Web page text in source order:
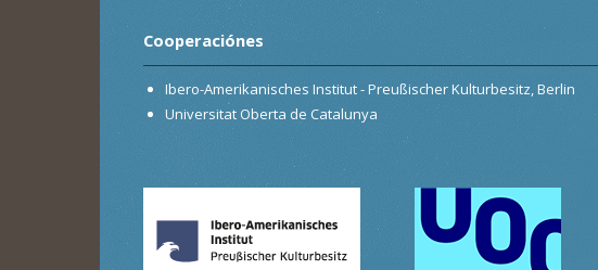
Cooperaciónes
Ibero-Amerikanisches Institut - Preußischer Kulturbesitz, Berlin
Universitat Oberta de Catalunya